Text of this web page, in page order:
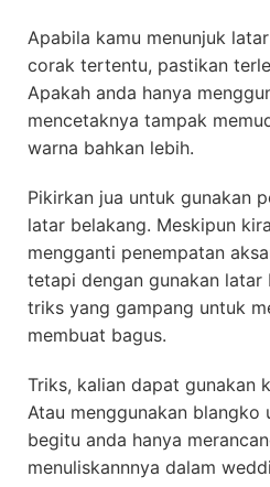
Apabila kamu menunjuk
corak tertentu, pastikan
Apakah anda hanya
mencetaknya tampak
warna bahkan lebih.
Pikirkan jua untuk gunakan
latar belakang. Meskipun
mengganti penempatan
tetapi dengan gunakan
triks yang gampang untuk
membuat bagus.
Triks, kalian dapat gunakan
Atau menggunakan blangko
begitu anda hanya
menuliskannnya dalam